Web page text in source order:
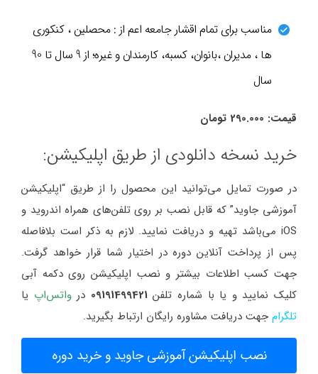
مناسب برای تمام اقشار جامعه اعم از : محصلین ، کنکوری
ها ، مدیران ،بانوان، کسبه، کارمندان و غیره؛ از 9 سال تا 90
سال
قیمت: 290.000 تومان
خرید نسخه دانلودی از طریق اپلیکیشن:
در صورت تمایل می‌توانید این محصول را از طریق “اپلیکیشن
آموزشی جاوید” که قابل نصب بر روی تلفن‌های همراه اندروید و
iOS می‌باشد تهیه و دریافت نمایید. لازم به ذکر است بلافاصله
پس از پرداخت آنلاین دوره در اختیار شما قرار خواهد گرفت.
جهت کسب اطلاعات بیشتر و نصب اپلیکیشن روی دکمه آبی
کلیک نمایید و یا با شماره تلفن 09191499421 درواتس‌اپ یا
تلگرام جهت دریافت مشاوره رایگان ارتباط بگیرید.
نصب اپلیکیشن آموزشی جاوید و خرید دوره